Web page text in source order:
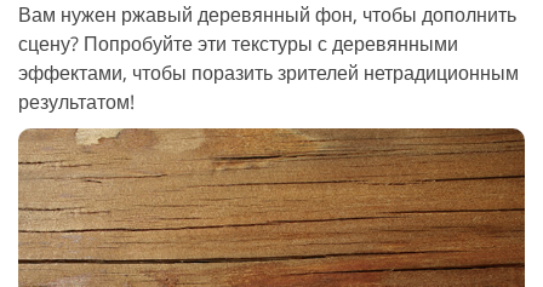
Вам нужен ржавый деревянный фон, чтобы дополнить
сцену? Попробуйте эти текстуры с деревянными
эффектами, чтобы поразить зрителей нетрадиционным
результатом!